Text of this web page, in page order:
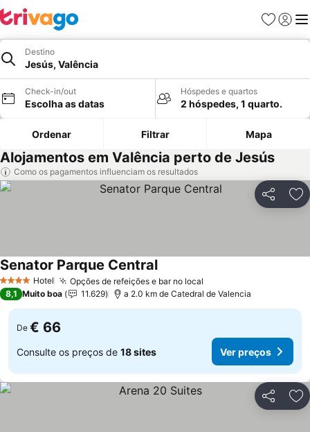
Favoritos
Iniciar
Destino
Jesús, Valência
Check-in/out
Escolha as datas
Hóspedes e quartos
2 hóspedes, 1 quarto.
Ordenar Filtrar Mapa
Alojamentos em Valência perto de Jesús
Como os pagamentos influenciam os resultados
Partilhar
4 EstrelasHotel Opções de refeições e bar no local
Senator Parque Central
8,1 Muito boa 11.629 a 2.0 km de Catedral de Valencia
De € 66
Consulte os preços de 18 sites Ver preços
Partilhar